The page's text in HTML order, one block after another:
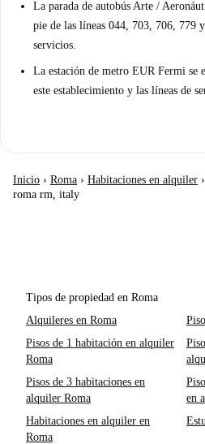
La parada de autobús Arte /
pie de las líneas 044, 703, 706, 779
servicios.
La estación de metro EUR Fermi se
este establecimiento y las líneas de
Inicio › Roma › Habitaciones en alquiler ›
roma rm, italy
Tipos de propiedad en Roma
Alquileres en Roma
Pisos de 1 habitación en alquiler
Roma
Pisos de 3 habitaciones en
alquiler Roma
en
Habitaciones en alquiler en
Roma